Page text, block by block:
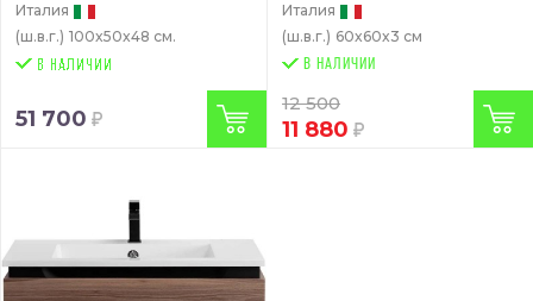
Италия
(ш.в.г.) 100x50x48 см.
51 700
Италия
(ш.в.г.) 60x60x3 см
В НАЛИЧИИ
12 500
11 880